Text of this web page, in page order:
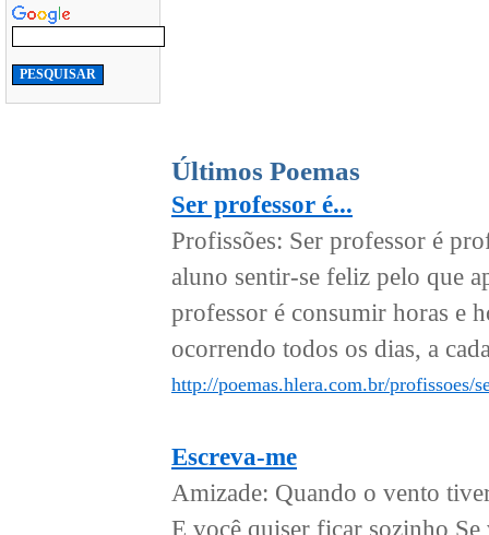
Últimos Poemas
Ser professor é...
Profissões: Ser professor é
aluno sentir-se feliz pelo que
professor é consumir horas e
ocorrendo todos os dias, a
http://poemas.hlera.com.br/profissoes/
Escreva-me
Amizade: Quando o vento
E você quiser ficar sozinho